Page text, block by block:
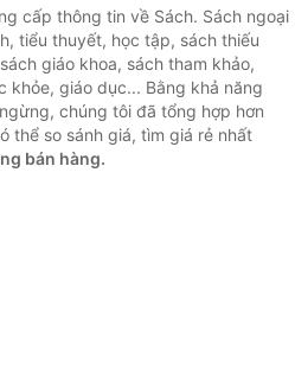
cấp thông tin về Sách. Sách ngoại
tiểu thuyết, học tập, sách thiếu
giáo khoa, sách tham khảo,
khỏe, giáo dục... Bằng khả năng
chúng tôi đã tổng hợp hơn
thể so sánh giá, tìm giá rẻ nhất
bán hàng.